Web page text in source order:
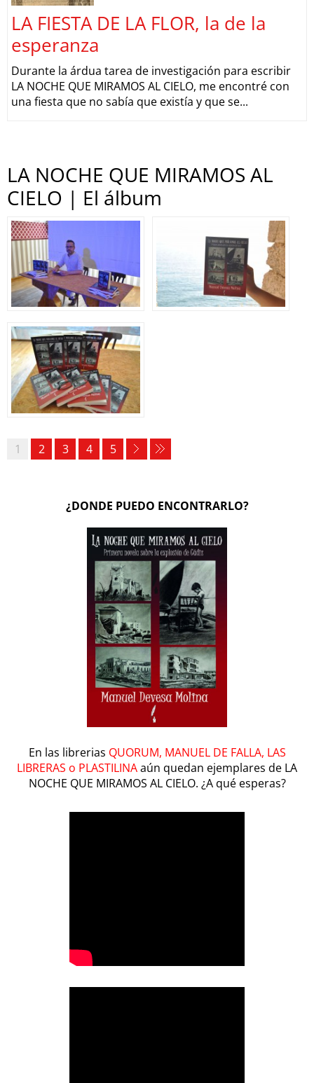
LA FIESTA DE LA FLOR, la de la
esperanza
Durante la árdua tarea de investigación para escribir
LA NOCHE QUE MIRAMOS AL CIELO, me encontré con
una fiesta que no sabía que existía y que se...
LA NOCHE QUE MIRAMOS AL
CIELO | El álbum
1 2 3 4 5
¿DONDE PUEDO ENCONTRARLO?
En las librerias QUORUM, MANUEL DE FALLA, LAS
LIBRERAS o PLASTILINAaún quedan ejemplares de LA
NOCHE QUE MIRAMOS AL CIELO. ¿A qué esperas?